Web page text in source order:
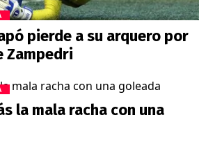
pierde a su arquero por
Zampedri
la mala racha con una